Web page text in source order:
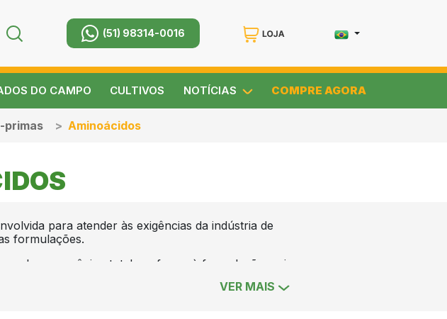
(51) 98314-0016
DO CAMPO CULTIVOS NOTÍCIAS COMPRE AGORA
primas Aminoácidos
para atender às exigências da indústria de
formulações.
carbono orgânico total conferem à formulação maior
VER MAIS